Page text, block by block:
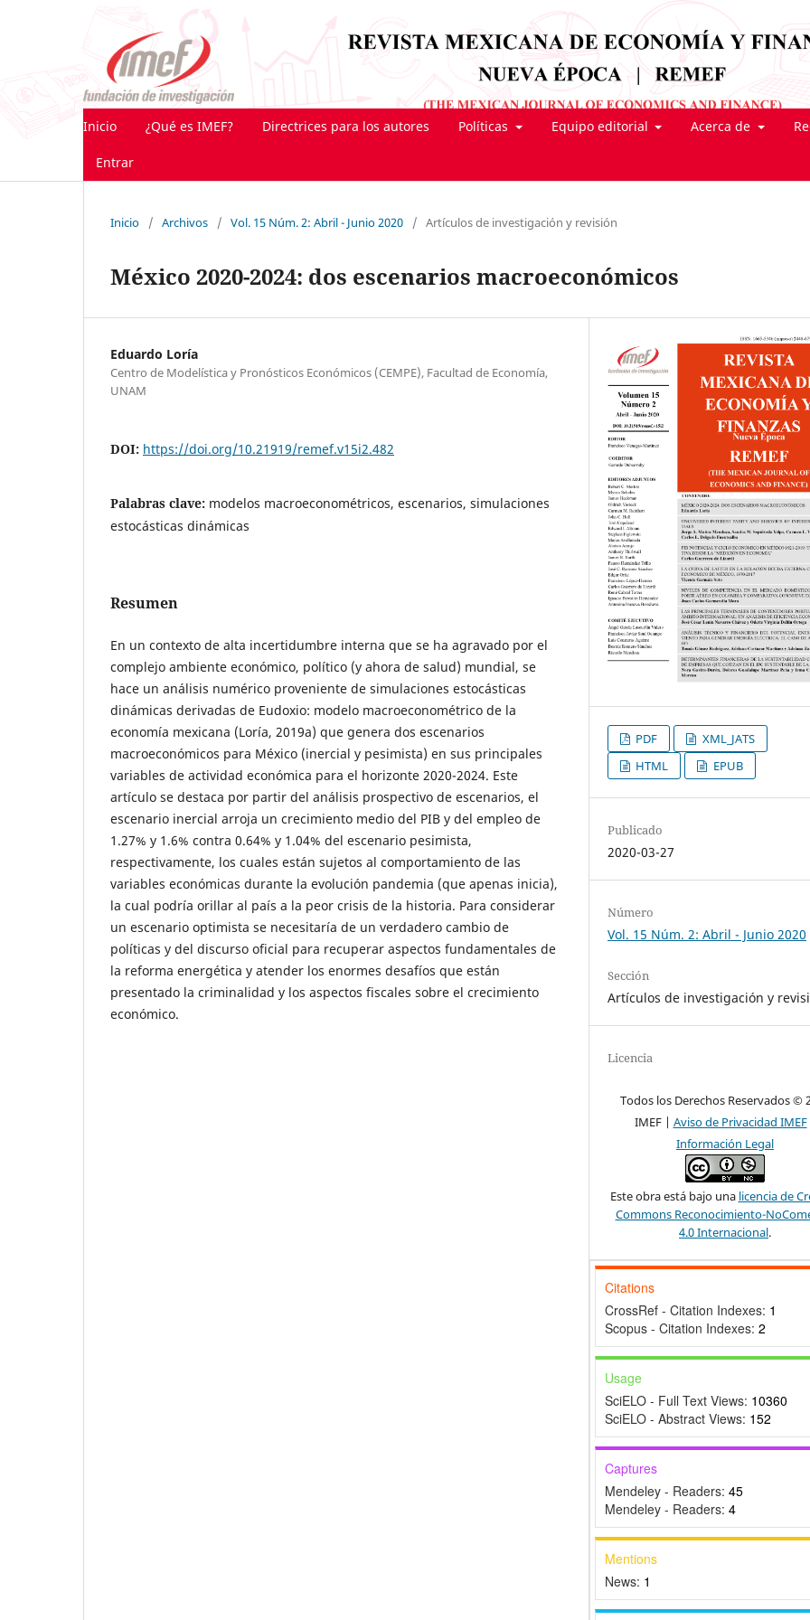
Inicio ¿Qué es IMEF? Directrices para los autores Políticas Equipo editorial Acerca de
Entrar
Inicio / Archivos / Vol. 15 Núm. 2: Abril - Junio 2020 / Artículos de investigación y revisión
México 2020-2024: dos escenarios macroeconómicos
Eduardo Loría
Centro de Modelística y Pronósticos Económicos (CEMPE), Facultad de Economía,
UNAM
DOI: https://doi.org/10.21919/remef.v15i2.482
Palabras clave: modelos macroeconométricos, escenarios, simulaciones
estocásticas dinámicas
Resumen
En un contexto de alta incertidumbre interna que se ha agravado por el
complejo ambiente económico, político (y ahora de salud) mundial, se
hace un análisis numérico proveniente de simulaciones estocásticas
dinámicas derivadas de Eudoxio: modelo macroeconométrico de la
economía mexicana (Loría, 2019a) que genera dos escenarios
macroeconómicos para México (inercial y pesimista) en sus principales
variables de actividad económica para el horizonte 2020-2024. Este
artículo se destaca por partir del análisis prospectivo de escenarios, el
escenario inercial arroja un crecimiento medio del PIB y del empleo de
1.27% y 1.6% contra 0.64% y 1.04% del escenario pesimista,
respectivamente, los cuales están sujetos al comportamiento de las
variables económicas durante la evolución pandemia (que apenas inicia),
la cual podría orillar al país a la peor crisis de la historia. Para considerar
un escenario optimista se necesitaría de un verdadero cambio de
políticas y del discurso oficial para recuperar aspectos fundamentales de
la reforma energética y atender los enormes desafíos que están
presentado la criminalidad y los aspectos fiscales sobre el crecimiento
económico.
PDF
XML_JATS
HTML
EPUB
Publicado
2020-03-27
Número
Vol. 15 Núm. 2: Abril - Junio 2020
Sección
Artículos de investigación y
Licencia
Todos los Derechos Reservados ©
IMEF | Aviso de Privacidad IMEF
Información Legal
Este obra está bajo una licencia de
Commons Reconocimiento-
4.0 Internacional.
Citations
CrossRef - Citation Indexes: 1
Scopus - Citation Indexes: 2
Usage
SciELO - Full Text Views: 10360
SciELO - Abstract Views: 152
Captures
Mendeley - Readers: 45
Mendeley - Readers: 4
Mentions
News: 1